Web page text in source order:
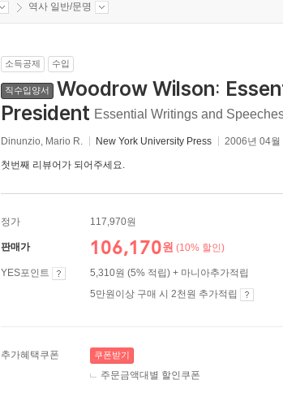
역사 일반/문명
소득공제 수입
직수입양서
Woodrow Wilson:
President Essential Writings and
Dinunzio, Mario R. New York University Press 2006년 04월
첫번째 리뷰어가 되어주세요.
정가 117,970원
판매가 106,170원 (10% 할인)
YES포인트
5,310원 (5% 적립) + 마니아추가적립
5만원이상 구매 시 2천원 추가적립
추가혜택쿠폰 쿠폰받기
주문금액대별 할인쿠폰